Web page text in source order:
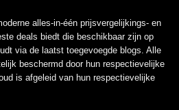
alles-in-één prijsvergelijkings- en
deals biedt die beschikbaar zijn op
via de laatst toegevoegde blogs. Alle
beschermd door hun respectievelijke
is afgeleid van hun respectievelijke